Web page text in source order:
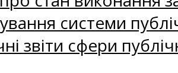
системи
звіти сфери